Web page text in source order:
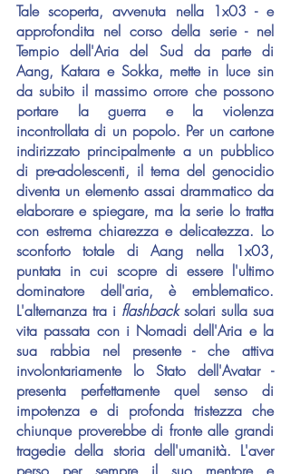
Tale scoperta, avvenuta nella 1x03 - e
approfondita nel corso della serie - nel
Tempio dell'Aria del Sud da parte di
Aang, Katara e Sokka, mette in luce sin
da subito il massimo orrore che possono
portare la guerra e la violenza
incontrollata di un popolo. Per un cartone
indirizzato principalmente a un pubblico
di pre-adolescenti, il tema del genocidio
diventa un elemento assai drammatico da
elaborare e spiegare, ma la serie lo tratta
con estrema chiarezza e delicatezza. Lo
sconforto totale di Aang nella 1x03,
puntata in cui scopre di essere l'ultimo
dominatore dell'aria, è emblematico.
L'alternanza tra i flashback solari sulla sua
vita passata con i Nomadi dell'Aria e la
sua rabbia nel presente - che attiva
involontariamente lo Stato dell'Avatar -
presenta perfettamente quel senso di
impotenza e di profonda tristezza che
chiunque proverebbe di fronte alle grandi
tragedie della storia dell'umanità. L'aver